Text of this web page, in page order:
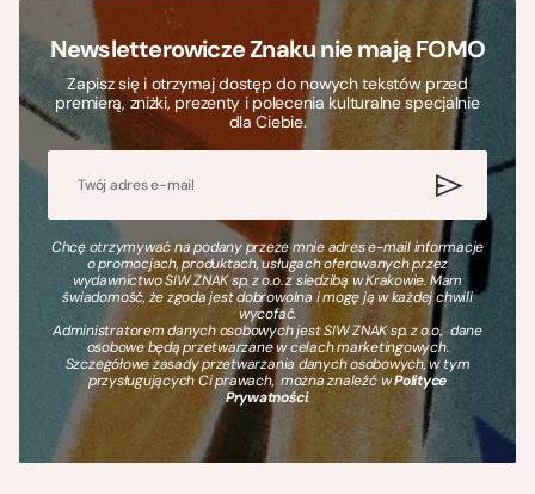
Newsletterowicze Znaku nie mają FOMO
Zapisz się i otrzymaj dostęp do nowych tekstów przed
premierą, zniżki, prezenty i polecenia kulturalne specjalnie
dla Ciebie.
Chcę otrzymywać na podany przeze mnie adres e-mail informacje
o promocjach, produktach, usługach oferowanych przez
wydawnictwo SIW ZNAK sp. z o.o. z siedzibą w Krakowie. Mam
świadomość, że zgoda jest dobrowolna i mogę ją w każdej chwili
wycofać.
Administratorem danych osobowych jest SIW ZNAK sp. z o.o., dane
osobowe będą przetwarzane w celach marketingowych.
Szczegółowe zasady przetwarzania danych osobowych, w tym
przysługujących Ci prawach, można znaleźć wPolityce
Prywatności.